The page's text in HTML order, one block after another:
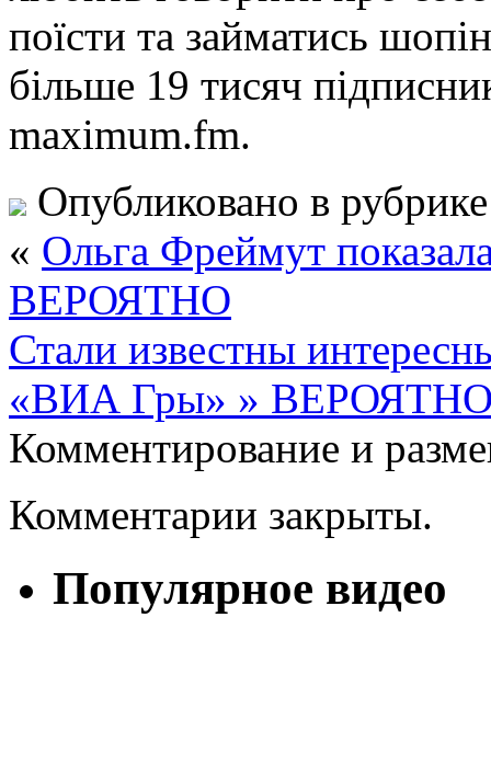
поїсти та займатись
більше 19 тисяч
maximum.fm.
Опубликовано в
« Ольга Фреймут
ВЕРОЯТНО
Стали известны
«ВИА Гры» »
Комментирование и
Комментарии закрыты.
Популярное видео